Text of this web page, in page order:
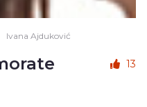
Ivana Ajduković
13